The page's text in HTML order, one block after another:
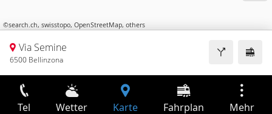
©search.ch, swisstopo, OpenStreetMap, others
Via Semine
6500 Bellinzona
Tel Wetter Karte Fahrplan Mehr